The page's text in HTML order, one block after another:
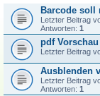
Barcode soll
Letzter Beitrag
Antworten: 1
pdf
Letzter Beitrag
Ausblenden
Letzter Beitrag
Antworten: 1